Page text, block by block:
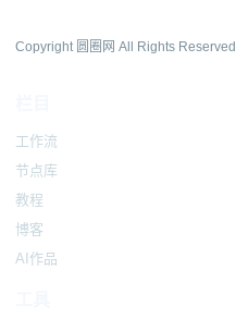
Copyright 圆圈网 All Rights Reserved
工作流
节点库
教程
博客
AI作品